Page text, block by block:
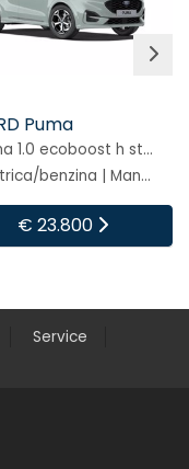
Puma 1.0 ecoboost h st-line 125cv
Elettrica/benzina | Manuale
23.800
Service